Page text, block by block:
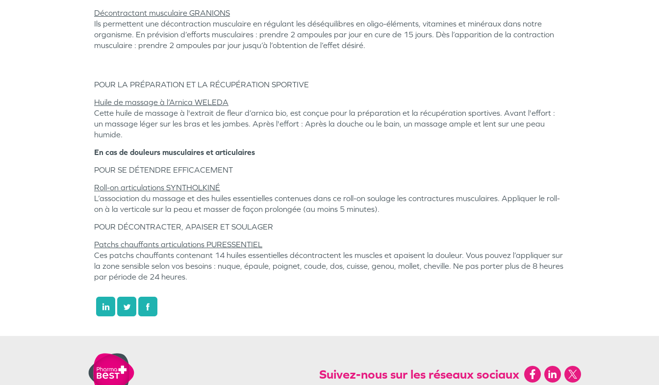
Décontractant musculaire GRANIONS
Ils permettent une décontraction musculaire en régulant les déséquilibres en oligo-éléments, vitamines et minéraux dans notre
organisme. En prévision d’efforts musculaires : prendre 2 ampoules par jour en cure de 15 jours. Dès l’apparition de la contraction
musculaire : prendre 2 ampoules par jour jusqu’à l’obtention de l’effet désiré.
POUR LA PRÉPARATION ET LA RÉCUPÉRATION SPORTIVE
Huile de massage à l’Arnica WELEDA
Cette huile de massage à l'extrait de fleur d’arnica bio, est conçue pour la préparation et la récupération sportives. Avant l'effort :
un massage léger sur les bras et les jambes. Après l'effort : Après la douche ou le bain, un massage ample et lent sur une peau
humide.
En cas de douleurs musculaires et articulaires
POUR SE DÉTENDRE EFFICACEMENT
Roll-on articulations SYNTHOLKINÉ
L’association du massage et des huiles essentielles contenues dans ce roll-on soulage les contractures musculaires. Appliquer le roll-
on à la verticale sur la peau et masser de façon prolongée (au moins 5 minutes).
POUR DÉCONTRACTER, APAISER ET SOULAGER
Patchs chauffants articulations PURESSENTIEL
Ces patchs chauffants contenant 14 huiles essentielles décontractent les muscles et apaisent la douleur. Vous pouvez l’appliquer sur
la zone sensible selon vos besoins : nuque, épaule, poignet, coude, dos, cuisse, genou, mollet, cheville. Ne pas porter plus de 8 heures
par période de 24 heures.
Suivez-nous sur les réseaux sociaux